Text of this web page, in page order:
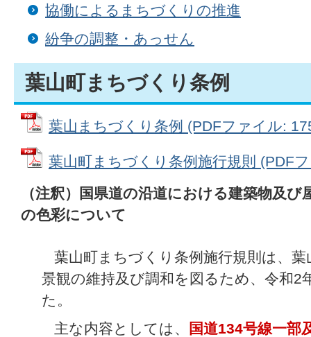
協働によるまちづくりの推進
紛争の調整・あっせん
葉山町まちづくり条例
葉山まちづくり条例 (PDFファイル:
葉山町まちづくり条例施行規則 (PDF
（注釈）国県道の沿道における建築物及
の色彩について
葉山町まちづくり条例施行規則は、
景観の維持及び調和を図るため、令和2
た。
主な内容としては、
国道134号線一部